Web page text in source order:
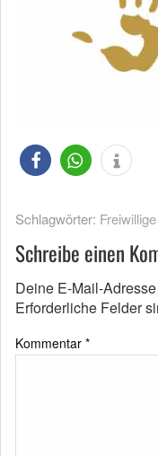
Schlagwörter:
Schreibe einen
Deine E-Mail-
Erforderliche Felder
Kommentar *